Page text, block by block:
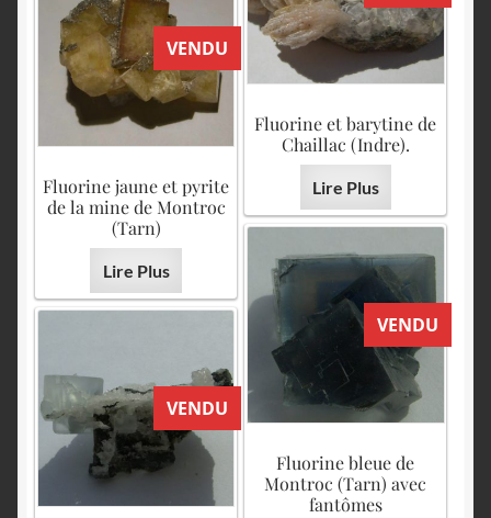
Fluorine et barytine de
Chaillac (Indre).
Lire Plus
VENDU
Fluorine jaune et pyrite
de la mine de Montroc
(Tarn)
Lire Plus
VENDU
Fluorine bleue de
Montroc (Tarn) avec
fantômes
VENDU